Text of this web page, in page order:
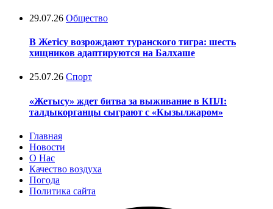
29.07.26 Общество
В Жетісу возрождают туранского тигра: шесть
хищников адаптируются на Балхаше
25.07.26 Спорт
«Жетысу» ждет битва за выживание в КПЛ:
талдыкорганцы сыграют с «Кызылжаром»
Главная
Новости
О Нас
Качество воздуха
Погода
Политика сайта